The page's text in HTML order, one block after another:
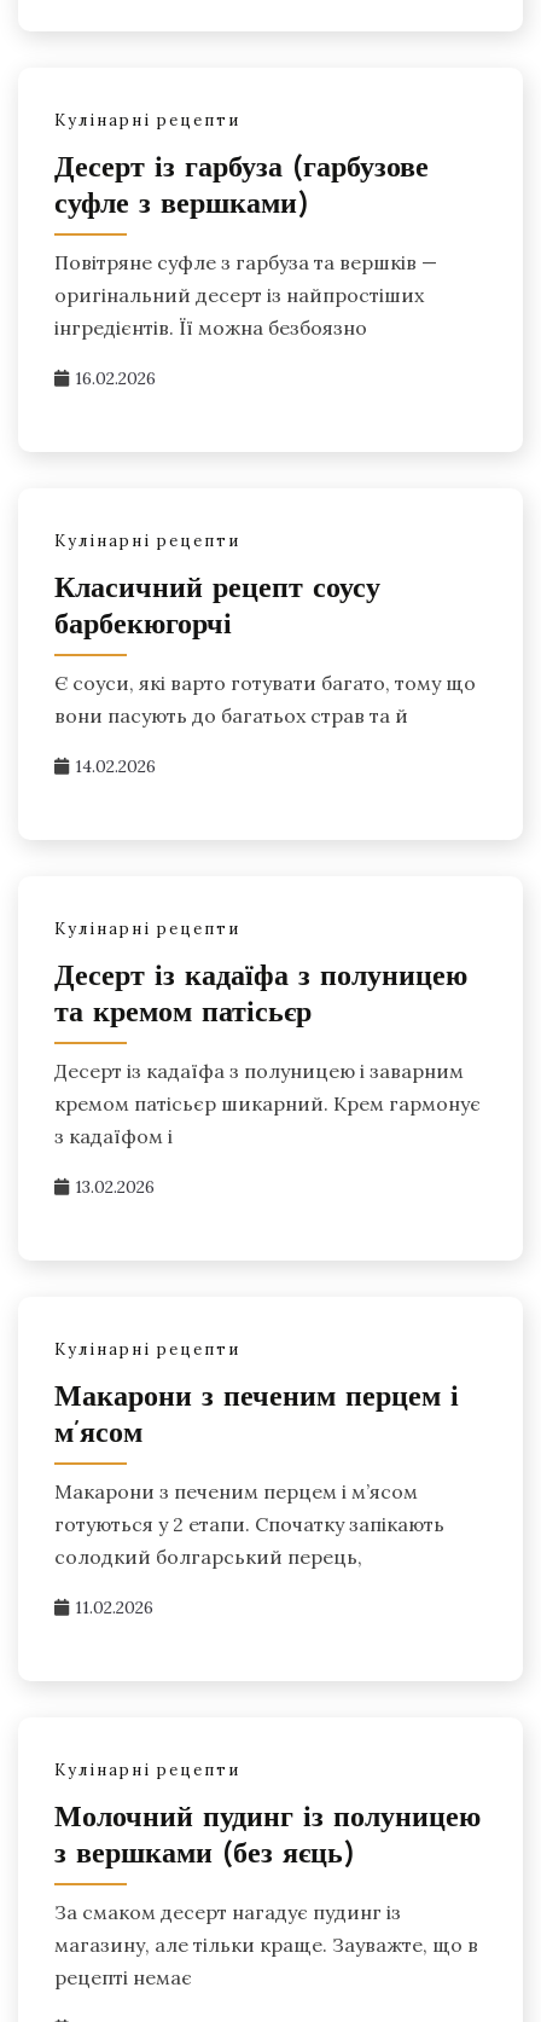
Кулінарні рецепти
Десерт із гарбуза (гарбузове
суфле з вершками)
Повітряне суфле з гарбуза та вершків —
оригінальний десерт із найпростіших
інгредієнтів. Її можна безбоязно
16.02.2026
Кулінарні рецепти
Класичний рецепт соусу
барбекюгорчі
Є соуси, які варто готувати багато, тому що
вони пасують до багатьох страв та й
14.02.2026
Кулінарні рецепти
Десерт із кадаїфа з полуницею
та кремом патісьєр
Десерт із кадаїфа з полуницею і заварним
кремом патісьєр шикарний. Крем гармонує
з кадаїфом і
13.02.2026
Кулінарні рецепти
Макарони з печеним перцем і
м’ясом
Макарони з печеним перцем і м’ясом
готуються у 2 етапи. Спочатку запікають
солодкий болгарський перець,
11.02.2026
Кулінарні рецепти
Молочний пудинг із полуницею
з вершками (без яєць)
За смаком десерт нагадує пудинг із
магазину, але тільки краще. Зауважте, що в
рецепті немає